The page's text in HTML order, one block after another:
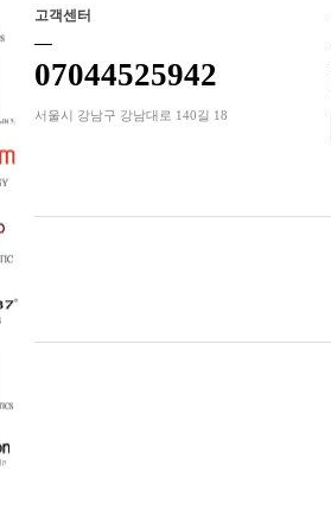
고객센터
07044525942
서울시 강남구 강남대로 140길 18